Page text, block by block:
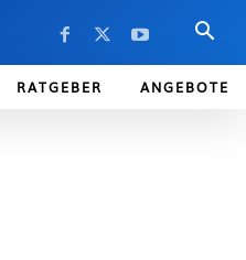
RATGEBER ANGEBOTE